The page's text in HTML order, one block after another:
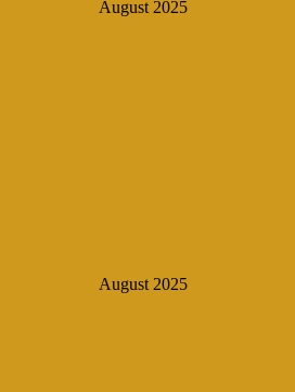
August 2025
August 2025